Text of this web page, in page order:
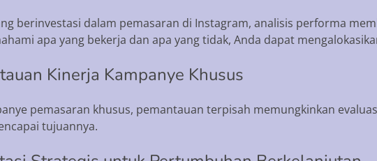
berinvestasi dalam pemasaran di Instagram, analisis performa
apa yang bekerja dan apa yang tidak, Anda dapat
Kinerja Kampanye Khusus
pemasaran khusus, pemantauan terpisah memungkinkan
tujuannya.